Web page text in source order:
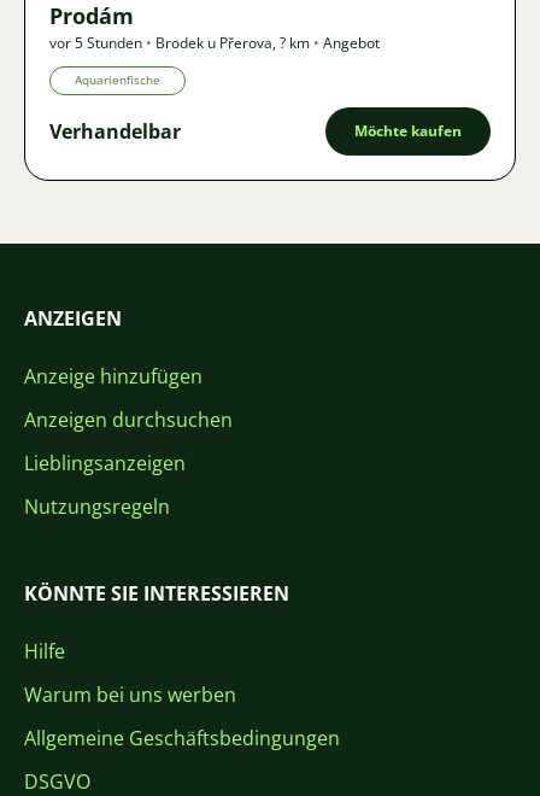
Prodám
vor 5 Stunden • Brodek u Přerova,? km • Angebot
Aquarienfische
Verhandelbar Möchte kaufen
ANZEIGEN
Anzeige hinzufügen
Anzeigen durchsuchen
Lieblingsanzeigen
Nutzungsregeln
KÖNNTE SIE INTERESSIEREN
Hilfe
Warum bei uns werben
Allgemeine Geschäftsbedingungen
DSGVO